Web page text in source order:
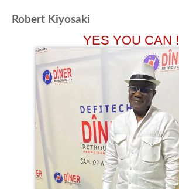
Robert Kiyosaki
YES YOU CAN !